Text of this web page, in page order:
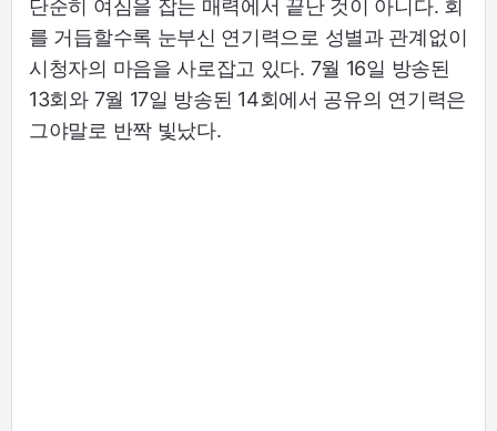
단순히 여심을 잡는 매력에서 끝난 것이 아니다. 회
를 거듭할수록 눈부신 연기력으로 성별과 관계없이
시청자의 마음을 사로잡고 있다. 7월 16일 방송된
13회와 7월 17일 방송된 14회에서 공유의 연기력은
그야말로 반짝 빛났다.